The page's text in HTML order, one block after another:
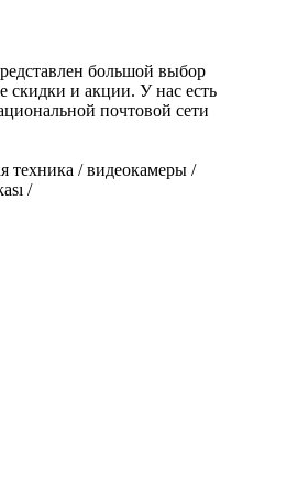
большой выбор
скидки и акции. У нас есть
почтовой сети
техника / видеокамеры /
/